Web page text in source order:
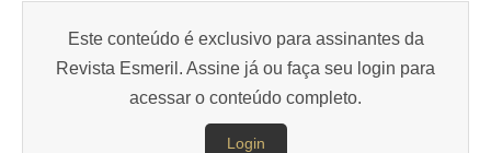
Este conteúdo é exclusivo para assinantes da
Revista Esmeril. Assine já ou faça seu login para
acessar o conteúdo completo.
Login